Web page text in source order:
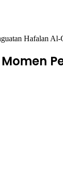
Hafalan